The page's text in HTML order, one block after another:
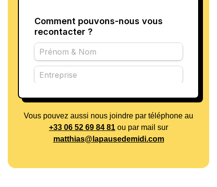
Vous pouvez aussi nous joindre par téléphone au
+33 06 52 69 84 81 ou par mail sur
matthias@lapausedemidi.com